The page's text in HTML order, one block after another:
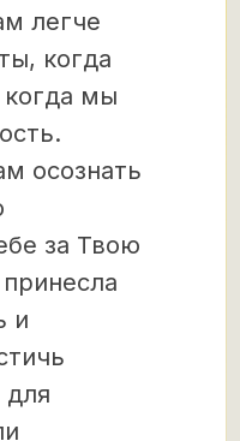
легче
когда
мы
осознать
за Твою
и
для